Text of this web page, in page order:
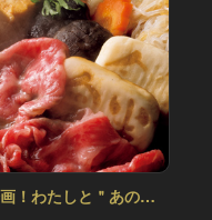
！わたしと＂あの＂